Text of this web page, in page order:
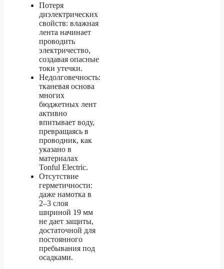
Потеря
диэлектрических
свойств: влажная
лента начинает
проводить
электричество,
создавая опасные
токи утечки.
Недолговечность:
тканевая основа
многих
бюджетных лент
активно
впитывает воду,
превращаясь в
проводник, как
указано в
материалах
Tonful Electric.
Отсутствие
герметичности:
даже намотка в
2–3 слоя
шириной 19 мм
не дает защиты,
достаточной для
постоянного
пребывания под
осадками.